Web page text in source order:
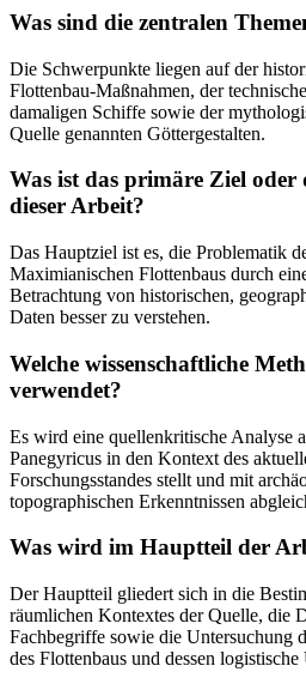
Was sind die zentralen
Die Schwerpunkte liegen auf der
Flottenbau-Maßnahmen, der
damaligen Schiffe sowie der
Quelle genannten Göttergestalten.
Was ist das primäre Ziel oder
dieser Arbeit?
Das Hauptziel ist es, die Problematik
Maximianischen Flottenbaus durch
Betrachtung von historischen,
Daten besser zu verstehen.
Welche wissenschaftliche
verwendet?
Es wird eine quellenkritische Analyse
Panegyricus in den Kontext des
Forschungsstandes stellt und mit
topographischen Erkenntnissen
Was wird im Hauptteil der
Der Hauptteil gliedert sich in die
räumlichen Kontextes der Quelle, die
Fachbegriffe sowie die Untersuchung
des Flottenbaus und dessen